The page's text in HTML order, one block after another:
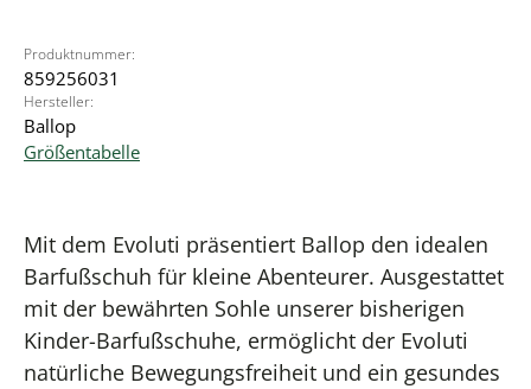
Produktnummer:
859256031
Hersteller:
Ballop
Größentabelle
Mit dem Evoluti präsentiert Ballop den idealen
Barfußschuh für kleine Abenteurer. Ausgestattet
mit der bewährten Sohle unserer bisherigen
Kinder-Barfußschuhe, ermöglicht der Evoluti
natürliche Bewegungsfreiheit und ein gesundes